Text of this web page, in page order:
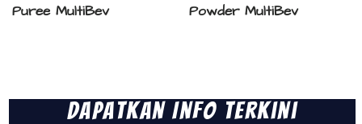
Puree MultiBev Powder MultiBev
Dapatkan Info Terkini